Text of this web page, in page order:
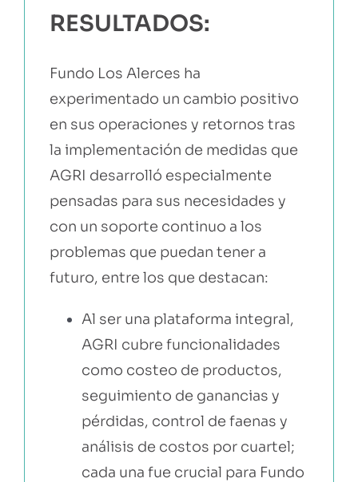
RESULTADOS:
Fundo Los Alerces ha
experimentado un cambio positivo
en sus operaciones y retornos tras
la implementación de medidas que
AGRI desarrolló especialmente
pensadas para sus necesidades y
con un soporte continuo a los
problemas que puedan tener a
futuro, entre los que destacan:
Al ser una plataforma integral,
AGRI cubre funcionalidades
como costeo de productos,
seguimiento de ganancias y
pérdidas, control de faenas y
análisis de costos por cuartel;
cada una fue crucial para Fundo